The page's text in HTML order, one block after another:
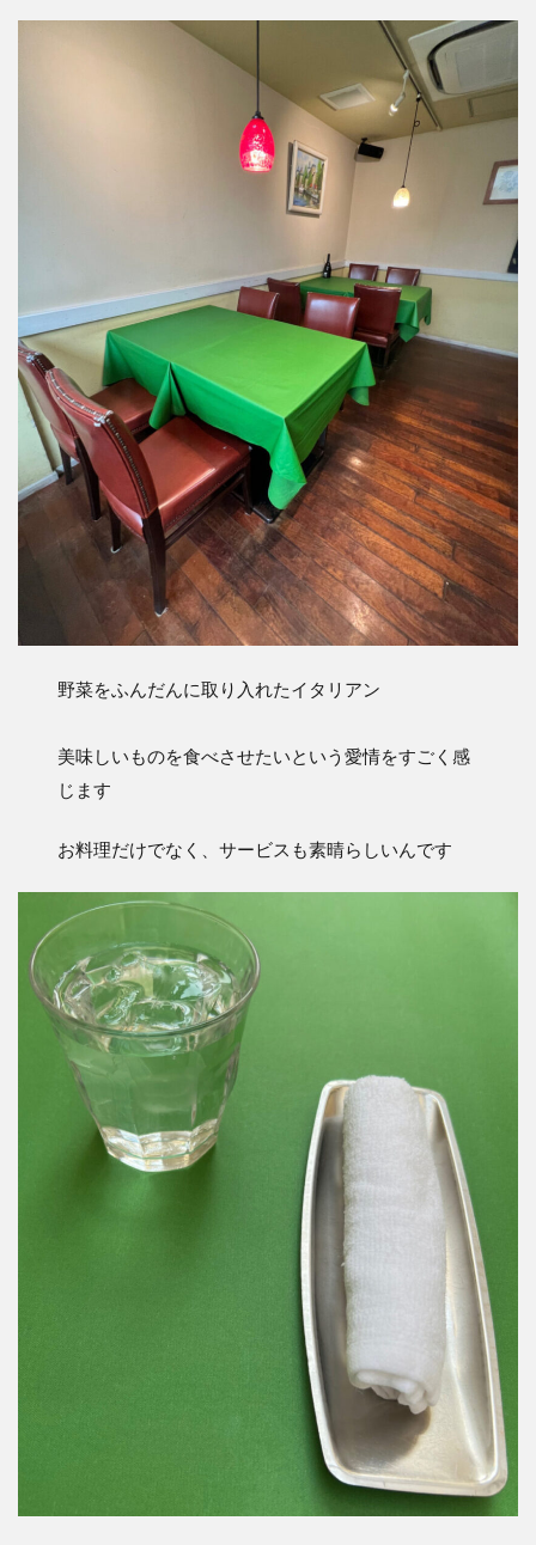
野菜をふんだんに取り入れたイタリアン
美味しいものを食べさせたいという愛情をすごく感
じます
お料理だけでなく、サービスも素晴らしいんです